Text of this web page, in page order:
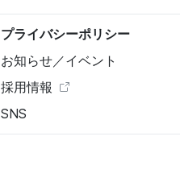
プライバシーポリシー
お知らせ／イベント
採用情報
SNS